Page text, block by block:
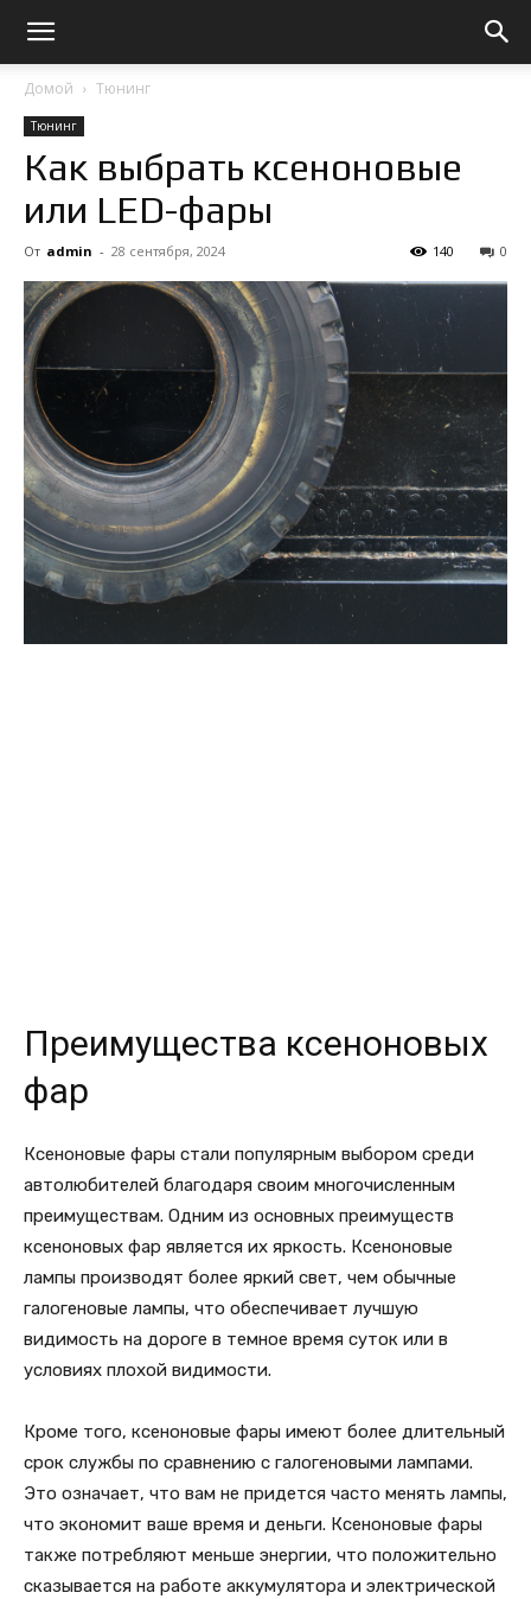
Домой Тюнинг
Тюнинг
Как выбрать ксеноновые
или LED-фары
От admin - 28 сентября, 2024 0
140
Преимущества ксеноновых
фар
Ксеноновые фары стали популярным выбором среди
автолюбителей благодаря своим многочисленным
преимуществам. Одним из основных преимуществ
ксеноновых фар является их яркость. Ксеноновые
лампы производят более яркий свет, чем обычные
галогеновые лампы, что обеспечивает лучшую
видимость на дороге в темное время суток или в
условиях плохой видимости.
Кроме того, ксеноновые фары имеют более длительный
срок службы по сравнению с галогеновыми лампами.
Это означает, что вам не придется часто менять лампы,
что экономит ваше время и деньги. Ксеноновые фары
также потребляют меньше энергии, что положительно
сказывается на работе аккумулятора и электрической